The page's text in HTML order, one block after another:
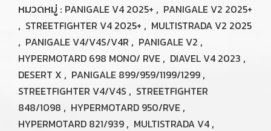
หมวดหมู่ : PANIGALE V4 2025+ , PANIGALE V2 2025+
, STREETFIGHTER V4 2025+ , MULTISTRADA V2 2025
, PANIGALE V4/V4S/V4R , PANIGALE V2 ,
HYPERMOTARD 698 MONO/ RVE , DIAVEL V4 2023 ,
DESERT X , PANIGALE 899/959/1199/1299 ,
STREETFIGHTER V4/V4S , STREETFIGHTER
848/1098 , HYPERMOTARD 950/RVE ,
HYPERMOTARD 821/939 , MULTISTRADA V4 ,